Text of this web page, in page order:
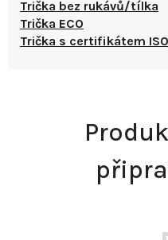
Trička bez rukávů/tílka
Trička ECO
Trička s certifikátem ISO